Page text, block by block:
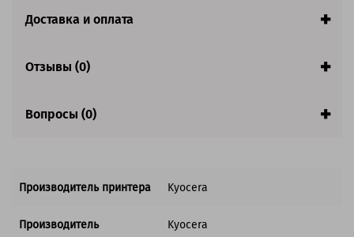
Страна:Япония
Доставка и оплата
Отзывы (0)
Вопросы (0)
Производитель принтера Kyocera
Производитель Kyocera